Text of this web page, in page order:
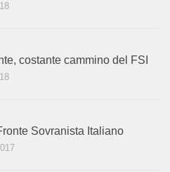
costante cammino del FSI
Sovranista Italiano